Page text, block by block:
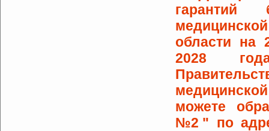
гарантий
области на
2028
можете
№2 " по